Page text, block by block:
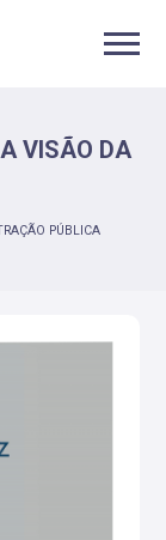
VISÃO DA
PÚBLICA